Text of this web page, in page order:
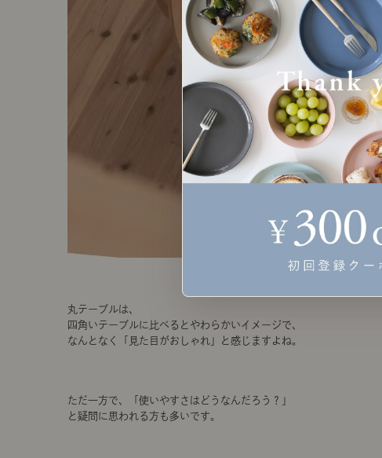
丸テーブルは、
四角いテーブルに比べるとやわらかいイメージで、
なんとなく「見た目がおしゃれ」と感じますよね。
ただ一方で、「使いやすさはどうなんだろう？」
と疑問に思われる方も多いです。